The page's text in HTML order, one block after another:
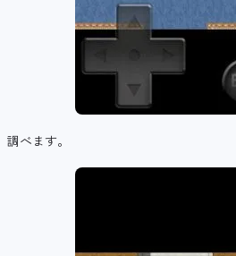
調べます。